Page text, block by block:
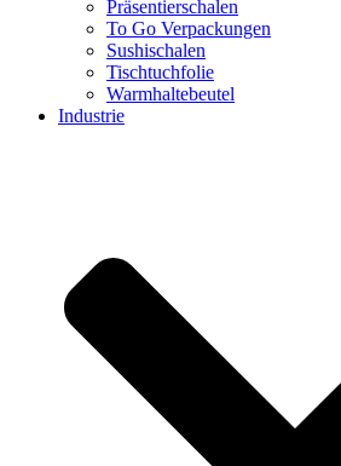
Präsentierschalen
To Go Verpackungen
Sushischalen
Tischtuchfolie
Warmhaltebeutel
Industrie